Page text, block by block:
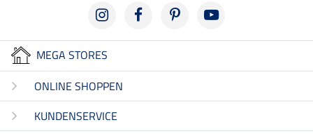
MEGA STORES
ONLINE SHOPPEN
KUNDENSERVICE